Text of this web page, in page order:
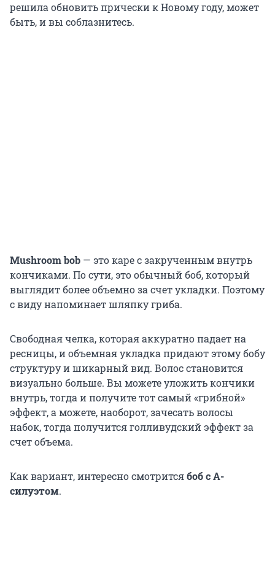
решила обновить прически к Новому году, может
быть, и вы соблазнитесь.
Mushroom bob — это каре с закрученным внутрь
кончиками. По сути, это обычный боб, который
выглядит более объемно за счет укладки. Поэтому
с виду напоминает шляпку гриба.
Свободная челка, которая аккуратно падает на
ресницы, и объемная укладка придают этому бобу
структуру и шикарный вид. Волос становится
визуально больше. Вы можете уложить кончики
внутрь, тогда и получите тот самый «грибной»
эффект, а можете, наоборот, зачесать волосы
набок, тогда получится голливудский эффект за
счет объема.
Как вариант, интересно смотритсябоб с А-
силуэтом.